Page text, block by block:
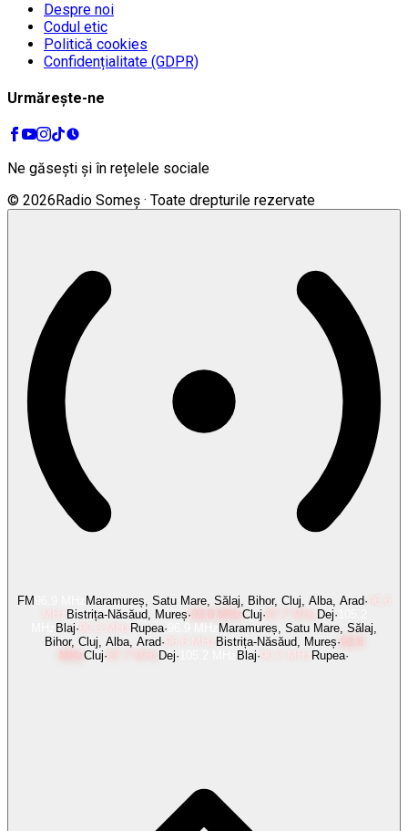
Despre noi
Codul etic
Politică cookies
Confidențialitate (GDPR)
Urmărește-ne
Ne găsești și în rețelele sociale
© 2026Radio Someș · Toate drepturile rezervate
FM Maramureș, Satu Mare, Sălaj, Bihor, Cluj, Alba, Arad·
Bistrița-Năsăud, Mureș· 93.8 MHzCluj· Dej·
Blaj· Rupea· MHz Maramureș, Satu Mare, Sălaj,
Bihor, Cluj, Alba, Arad· Bistrița-Năsăud, Mureș·
MHzCluj· Dej· Blaj· Rupea·